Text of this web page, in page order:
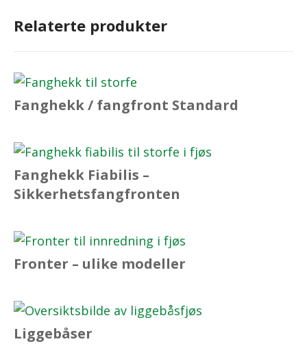
Relaterte produkter
Fanghekk / fangfront Standard
Fanghekk Fiabilis –
Sikkerhetsfangfronten
Fronter – ulike modeller
Liggebåser